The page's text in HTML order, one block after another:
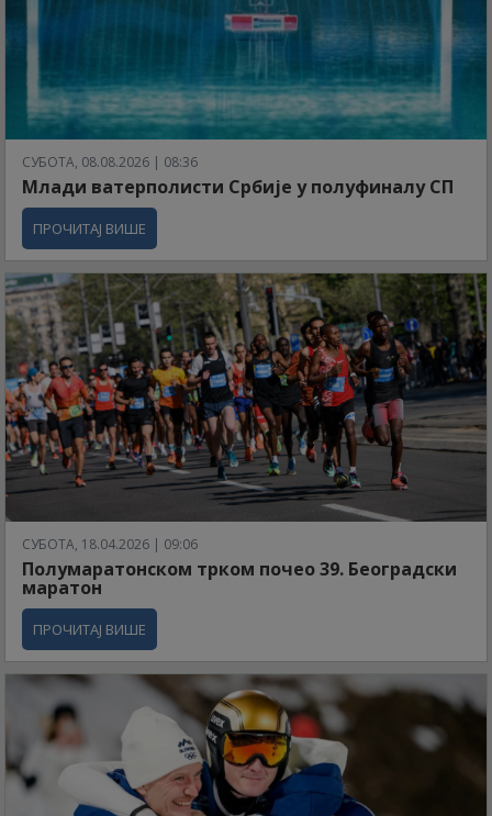
СУБОТА, 08.08.2026 | 08:36
Млади ватерполисти Србије у полуфиналу СП
ПРОЧИТАЈ ВИШЕ
СУБОТА, 18.04.2026 | 09:06
Полумаратонском трком почео 39. Београдски
маратон
ПРОЧИТАЈ ВИШЕ